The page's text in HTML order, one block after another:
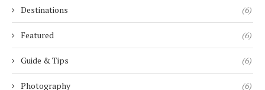
Destinations (6)
Featured (6)
Guide & Tips (6)
Photography (6)